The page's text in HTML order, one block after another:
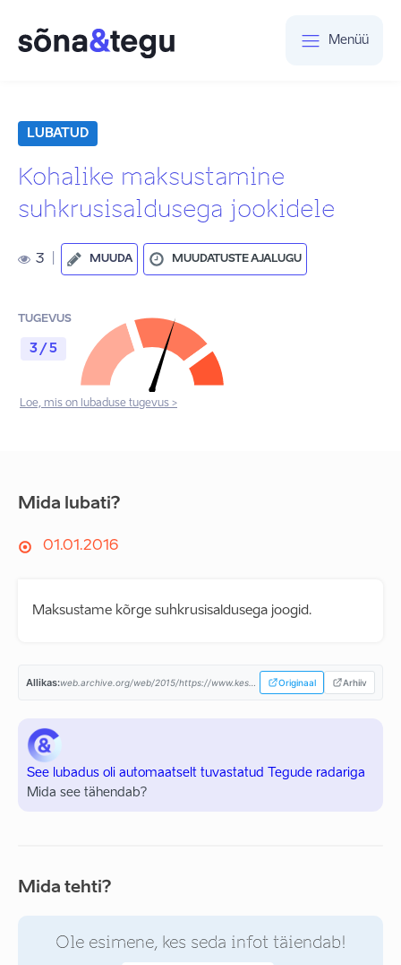
Menüü
LUBATUD
Kohalike maksustamine
suhkrusisaldusega jookidele
3 MUUDA MUUDATUSTE AJALUGU
TUGEVUS
3 / 5
Loe, mis on lubaduse tugevus >
Mida lubati?
01.01.2016
Maksustame kõrge suhkrusisaldusega joogid.
Allikas: Originaal Arhiiv
See lubadus oli automaatselt tuvastatud Tegude radariga
Mida see tähendab?
Mida tehti?
Ole esimene, kes seda infot täiendab!